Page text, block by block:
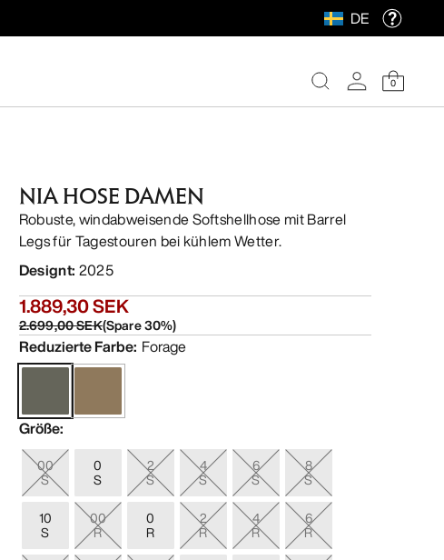
DE
0
NIA HOSE DAMEN
Robuste, windabweisende Softshellhose mit Barrel
Legs für Tagestouren bei kühlem Wetter.
Designt: 2025
1.889,30 SEK
2.699,00 SEK(Spare30%)
Reduzierte Farbe: Forage
Größe:
00
S
0
S
2
S
4
S
6
S
8
S
10
S
00
R
0
R
2
R
4
R
6
R